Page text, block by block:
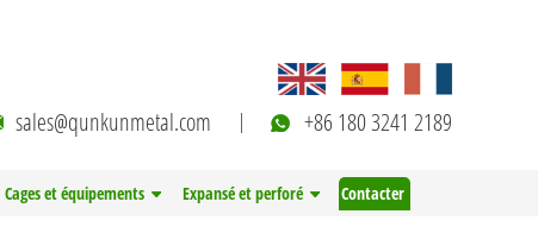
sales@qunkunmetal.com +86 180 3241 2189
Cages et équipements Expansé et perforé Contacter